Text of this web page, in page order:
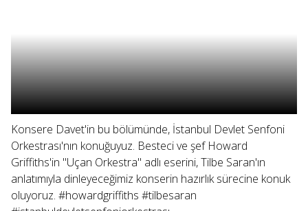
Konsere Davet'in bu bölümünde, İstanbul Devlet Senfoni
Orkestrası'nın konuğuyuz. Besteci ve şef Howard
Griffiths'in "Uçan Orkestra" adlı eserini, Tilbe Saran'ın
anlatımıyla dinleyeceğimiz konserin hazırlık sürecine konuk
oluyoruz. #howardgriffiths #tilbesaran